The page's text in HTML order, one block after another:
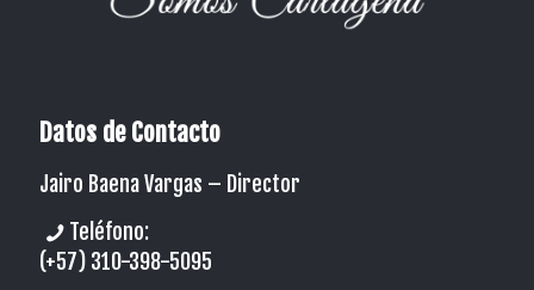
Datos de Contacto
Jairo Baena Vargas – Director
Teléfono:
(+57) 310-398-5095